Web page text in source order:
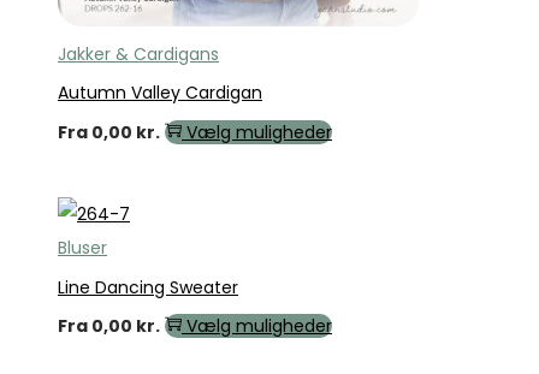
Jakker & Cardigans
Autumn Valley Cardigan
Fra 0,00 kr. Vælg muligheder
Bluser
Line Dancing Sweater
Fra 0,00 kr. Vælg muligheder